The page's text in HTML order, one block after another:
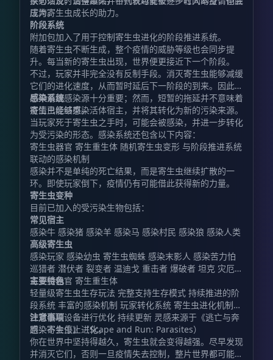
压垮。
成为寄生虫成长的助力。
阶段系统
附加包加入了用于控制寄生虫进化的阶段推进系统。
随着寄生虫不断生成，整个疫情的威胁等级也会同步提
升。每当新的寄生虫出现，世界便更接近下一个阶段。
不过，玩家并非完全没有反制手段。消灭寄生虫能够减缓
它们的进化速度，从而暂时延后下一阶段的到来。因此，
尽早清理感染源十分重要；然而，短暂的拖延并不意味着
疫情已经结束。
感染系统
寄生虫能够感染活体宿主，并将其转化为新的污染来源。
当玩家死于寄生虫之手时，可能会被感染，并进一步转化
为受污染的形态。感染系统还包含以下内容：
寄生虫器官 寄生重生体 随机寄生虫变形 与阶段推进系统
联动的感染机制
感染并不是单纯的死亡结果，而是寄生虫继续扩散的一
环。即使玩家倒下，疫情仍有可能借此获得新的力量。
寄生虫变种
目前已加入的受污染生物包括：
常见宿主
感染牛 感染猪 感染羊 感染马 感染村民 感染狼 感染人类
高级寄生虫
感染玩家 感染幼虫 寄生虫蜘蛛 感染末影人 感染苦力怕
巡猎者 潜伏者 裂变者 温迪戈 重击者 爆破者 坦克 灾厄者
寄生虫器官 寄生重生体
主要特色
轻量级寄生虫生存玩法 完整支持生存模式 持续推进的阶
段系统 丰富的感染机制 玩家转化系统 寄生虫进化机制
针对低端设备进行优化 持续更新 灵感来源于《逃亡与奔
跑：寄生虫》（Scape and Run: Parasites）
注意事项
感染不会停止进化。
你在世界中坚持得越久，寄生虫就会变得越强。尽早发现
并消灭它们，否则一旦疫情失去控制，整片世界都可能被